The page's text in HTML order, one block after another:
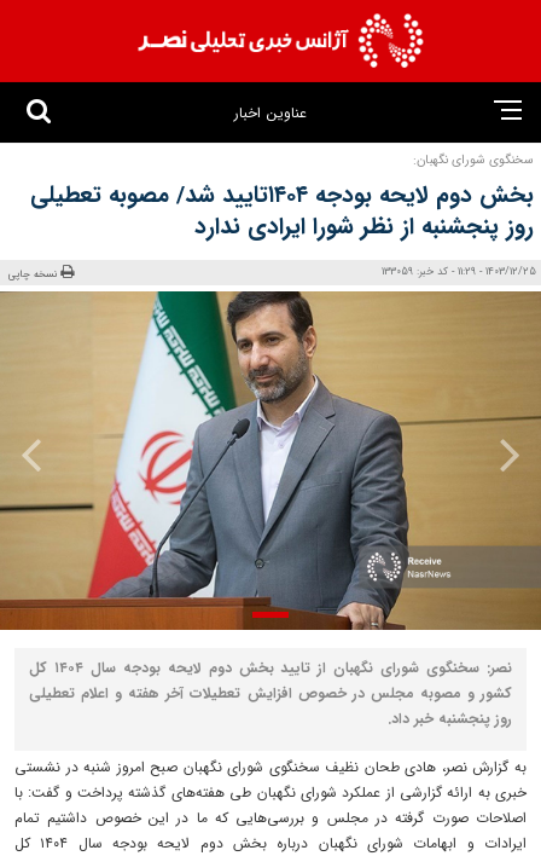
عناوین اخبار
سخنگوی شورای نگهبان:
بخش دوم لایحه بودجه ۱۴۰۴تایید شد/ مصوبه تعطیلی
روز پنجشنبه از نظر شورا ایرادی ندارد
1403/12/25 - 11:29 - کد خبر: 133059 نسخه چاپی
نصر: سخنگوی شورای نگهبان از تایید بخش دوم لایحه بودجه سال ۱۴۰۴ کل
کشور و مصوبه مجلس در خصوص افزایش تعطیلات آخر هفته و اعلام تعطیلی
روز پنجشنبه خبر داد.
به گزارش نصر، هادی طحان نظیف سخنگوی شورای نگهبان صبح امروز شنبه در نشستی
خبری به ارائه گزارشی از عملکرد شورای نگهبان طی هفته‌های گذشته پرداخت و گفت: با
اصلاحات صورت گرفته در مجلس و بررسی‌هایی که ما در این خصوص داشتیم تمام
ایرادات و ابهامات شورای نگهبان درباره بخش دوم لایحه بودجه سال ۱۴۰۴ کل